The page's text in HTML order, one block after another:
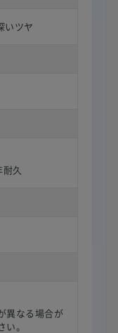
いツヤ
久
異なる場合が
。